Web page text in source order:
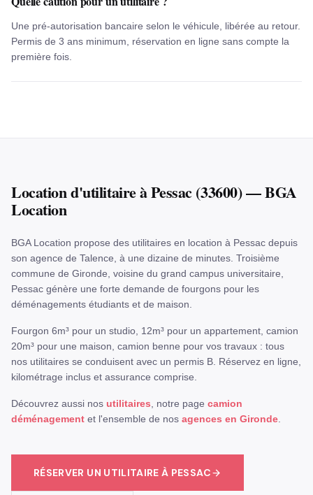
Une pré-autorisation bancaire selon le véhicule, libérée au retour.
Permis de 3 ans minimum, réservation en ligne sans compte la
première fois.
Locationd'utilitaireàPessac(33600) — BGA
Location
BGA Location propose des utilitaires en location à Pessac depuis
son agence de Talence, à une dizaine de minutes. Troisième
commune de Gironde, voisine du grand campus universitaire,
Pessac génère une forte demande de fourgons pour les
déménagements étudiants et de maison.
Fourgon 6m³ pour un studio, 12m³ pour un appartement, camion
20m³ pour une maison, camion benne pour vos travaux : tous
nos utilitaires se conduisent avec un permis B. Réservez en ligne,
kilométrage inclus et assurance comprise.
Découvrez aussi nos utilitaires , notre page camion
déménagement et l'ensemble de nos agences en Gironde
RÉSERVER UN UTILITAIRE À PESSAC